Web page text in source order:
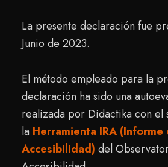
La presente declaración fue
Junio de 2023.
El método empleado para la
declaración ha sido una
realizada por Didactika con el
la Herramienta IRA
Accesibilidad) del